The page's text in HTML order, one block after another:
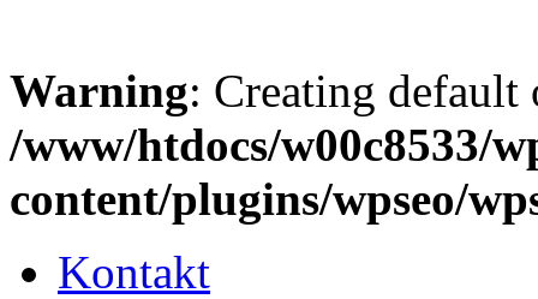
Warning: Creating
/www/htdocs/w00c8533/
content/plugins/wpseo/
Kontakt